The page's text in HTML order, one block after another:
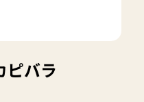
ピバラ